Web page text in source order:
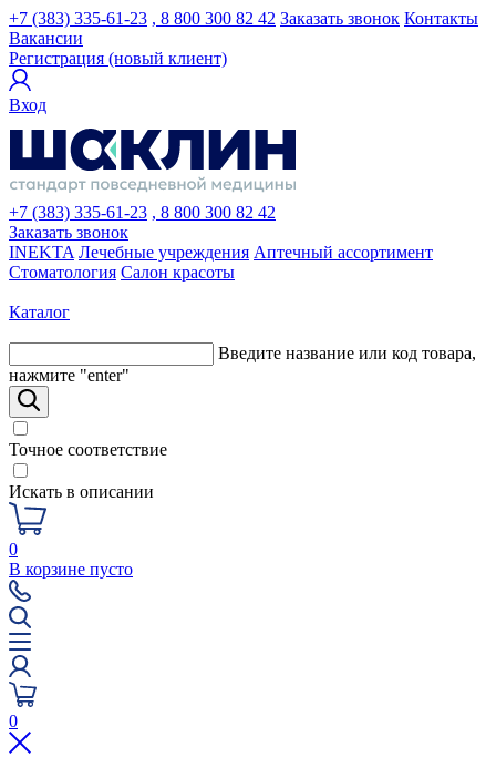
+7 (383) 335-61-23 , 8 800 300 82 42 Заказать звонок Контакты
Вакансии
Регистрация (новый клиент)
Вход
+7 (383) 335-61-23 , 8 800 300 82 42
Заказать звонок
INEKTA Лечебные учреждения Аптечный ассортимент
Стоматология Салон красоты
Каталог
Введите название или код товара,
нажмите "enter"
Точное соответствие
Искать в описании
0
В корзине пусто
0